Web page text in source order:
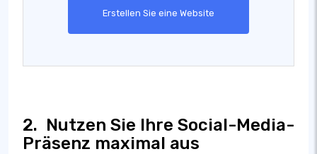
Erstellen Sie eine Website
2. Nutzen Sie Ihre Social-Media-
Präsenz maximal aus